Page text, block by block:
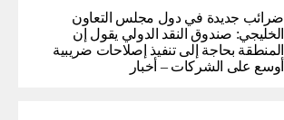
ضرائب جديدة في دول مجلس التعاون
الخليجي: صندوق النقد الدولي يقول إن
المنطقة بحاجة إلى تنفيذ إصلاحات ضريبية
أوسع على الشركات – أخبار